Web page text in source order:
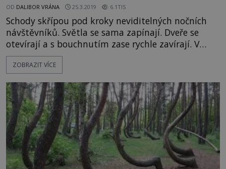
OD DALIBOR VRÁNA 25.3.2019 6.1TIS
Schody skřípou pod kroky neviditelných nočních
návštěvníků. Světla se sama zapínají. Dveře se
otevírají a s bouchnutím zase rychle zavírají. V
pokojích je cítit zápach, jehož zdroj nedokáže
nikdo najít. Navštivte s naším novým
Na naší první výpravě se vydáme do rumunské
Transylvánie na sídlo krvelačného hraběte Drákuly!
V Rumunsku platí za zbožného
ZOBRAZIT VÍCE